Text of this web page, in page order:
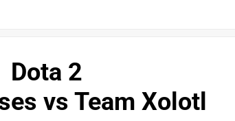
Dota 2
vs Team Xolotl